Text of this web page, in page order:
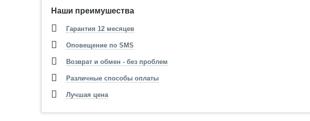
Наши преимушества
Гарантия 12 месяцев
Оповещение по SMS
Возврат и обмен - без проблем
Различные способы оплаты
Лучшая цена